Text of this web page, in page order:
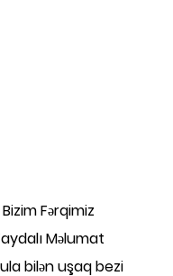
Bizim Fərqimiz
Məlumat
bilən uşaq bezi